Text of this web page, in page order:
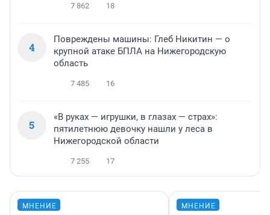
7 862 18
4
Повреждены машины: Глеб Никитин — о
крупной атаке БПЛА на Нижегородскую
область
7 485 16
5
«В руках — игрушки, в глазах — страх»:
пятилетнюю девочку нашли у леса в
Нижегородской области
7 255 17
МНЕНИЕ МНЕНИЕ